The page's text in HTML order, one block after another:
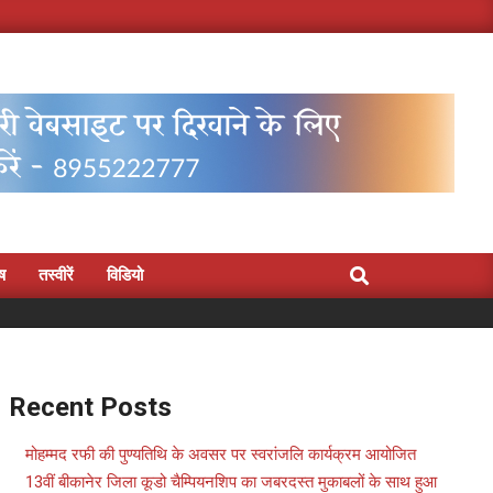
तस्वीरें विडियो Search
Recent Posts
मोहम्मद रफी की पुण्यतिथि के अवसर पर स्वरांजलि कार्यक्रम आयोजित
13वीं बीकानेर जिला कूडो चैम्पियनशिप का जबरदस्त मुकाबलों के साथ हुआ